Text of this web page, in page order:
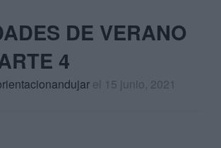
DE VERANO
4
el 15 junio, 2021